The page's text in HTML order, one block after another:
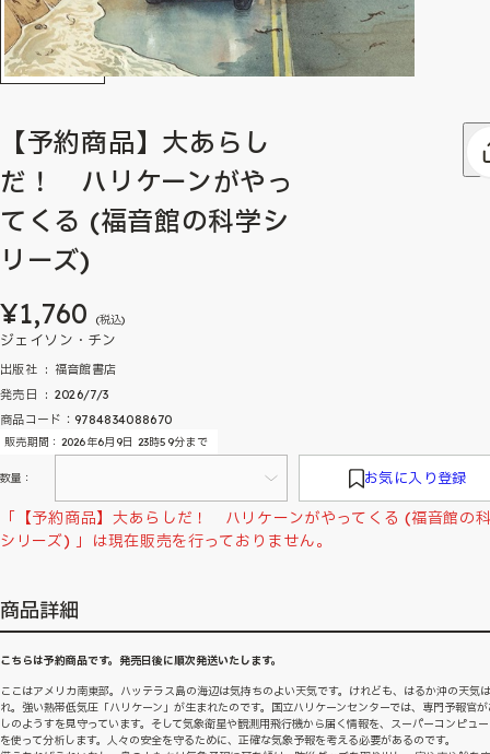
【予約商品】大あらし
だ！ ハリケーンがやっ
てくる (福音館の科学シ
リーズ)
¥1,760 (税込)
ジェイソン・チン
出版社 ‏ : ‎ 福音館書店
発売日 ‏ : ‎ 2026/7/3
商品コード：9784834088670
販売期間：2026年6月9日 23時59分まで
数量： お気に入り登録
「【予約商品】大あらしだ！ ハリケーンがやってくる (福音館の
シリーズ) 」は現在販売を行っておりません。
商品詳細
こちらは予約商品です。発売日後に順次発送いたします。
ここはアメリカ南東部。ハッテラス島の海辺は気持ちのよい天気です。けれども、はるか沖の天気
れ。強い熱帯低気圧「ハリケーン」が生まれたのです。国立ハリケーンセンターでは、専門予報官
しのようすを見守っています。そして気象衛星や観測用飛行機から届く情報を、スーパーコンピュ
を使って分析します。人々の安全を守るために、正確な気象予報を考える必要があるのです。